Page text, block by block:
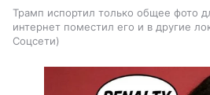
Трамп испортил только общее фото
интернет поместил его и в другие
Соцсети